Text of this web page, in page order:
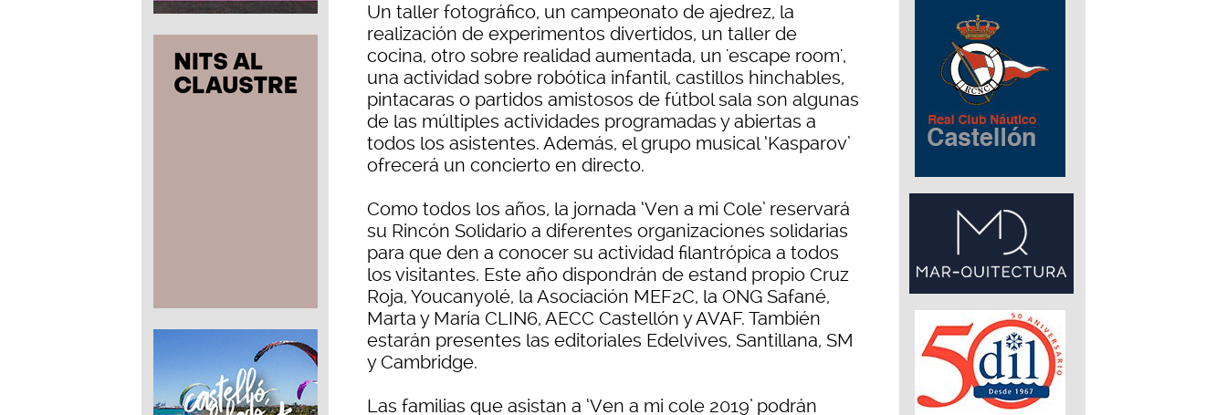
Un taller fotográfico, un campeonato de ajedrez, la
realización de experimentos divertidos, un taller de
cocina, otro sobre realidad aumentada, un 'escape room',
una actividad sobre robótica infantil, castillos hinchables,
pintacaras o partidos amistosos de fútbol sala son algunas
de las múltiples actividades programadas y abiertas a
todos los asistentes. Además, el grupo musical ‘Kasparov’
ofrecerá un concierto en directo.
Como todos los años, la jornada ‘Ven a mi Cole’ reservará
su Rincón Solidario a diferentes organizaciones solidarias
para que den a conocer su actividad filantrópica a todos
los visitantes. Este año dispondrán de estand propio Cruz
Roja, Youcanyolé, la Asociación MEF2C, la ONG Safané,
Marta y María CLIN6, AECC Castellón y AVAF. También
estarán presentes las editoriales Edelvives, Santillana, SM
y Cambridge.
Las familias que asistan a ‘Ven a mi cole 2019’ podrán